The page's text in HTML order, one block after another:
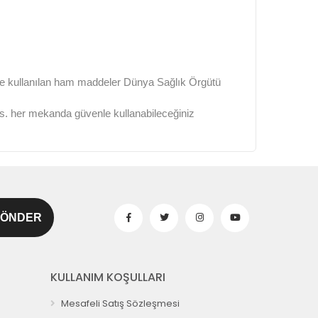
kullanılan ham maddeler Dünya Sağlık Örgütü
her mekanda güvenle kullanabileceğiniz
KULLANIM KOŞULLARI
Mesafeli Satış Sözleşmesi